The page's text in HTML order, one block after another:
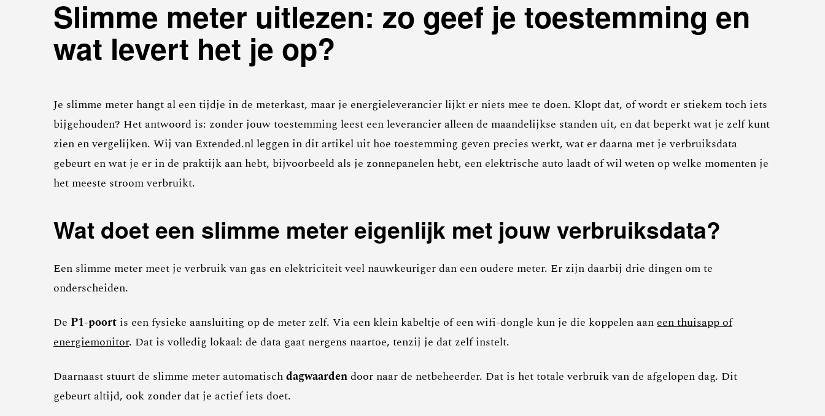
Slimme meter uitlezen: zo geef je toestemming en
wat levert het je op?
Je slimme meter hangt al een tijdje in de meterkast, maar je energieleverancier lijkt er niets mee te doen. Klopt dat, of wordt er stiekem toch iets
bijgehouden? Het antwoord is: zonder jouw toestemming leest een leverancier alleen de maandelijkse standen uit, en dat beperkt wat je zelf kunt
zien en vergelijken. Wij van Extended.nl leggen in dit artikel uit hoe toestemming geven precies werkt, wat er daarna met je verbruiksdata
gebeurt en wat je er in de praktijk aan hebt, bijvoorbeeld als je zonnepanelen hebt, een elektrische auto laadt of wil weten op welke momenten je
het meeste stroom verbruikt.
Wat doet een slimme meter eigenlijk met jouw verbruiksdata?
Een slimme meter meet je verbruik van gas en elektriciteit veel nauwkeuriger dan een oudere meter. Er zijn daarbij drie dingen om te
onderscheiden.
De P1-poort is een fysieke aansluiting op de meter zelf. Via een klein kabeltje of een wifi-dongle kun je die koppelen aaneen thuisapp of
energiemonitor. Dat is volledig lokaal: de data gaat nergens naartoe, tenzij je dat zelf instelt.
Daarnaast stuurt de slimme meter automatischdagwaardendoor naar de netbeheerder. Dat is het totale verbruik van de afgelopen dag. Dit
gebeurt altijd, ook zonder dat je actief iets doet.